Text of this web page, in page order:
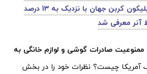
نخستین باتری سیلیکون کربن جهان با نزدیک به 13 درصد
آنر معرفی شد
ممنوعیت صادرات گوشی و لوازم خانگی به
آمریکا چیست؟ نظرات خود را در بخش